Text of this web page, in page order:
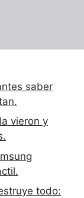
saber
vieron y
todo: